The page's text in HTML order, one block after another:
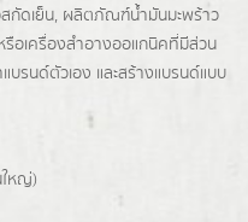
สกัดเย็น, ผลิตภัณฑ์น้ำมันมะพร้าว
รือเครื่องสำอางออแกนิคที่มีส่วน
รนด์ตัวเอง และสร้างแบรนด์แบบ
หญ่)